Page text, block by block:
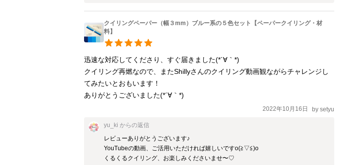
クイリングペーパー（幅３mm）ブルー系の５色セット【ペーパークイリング・材
料】
迅速な対応してくださり、すぐ届きました(*´∀｀*)
クイリング再燃なので、またShillyさんのクイリング動画観ながらチャレンジし
てみたいとおもいます！
ありがとうございました(*´∀｀*)
2022年10月16日 by setyu
yu_kiからの返信
レビューありがとうございます♪
YouTubeの動画、ご活用いただければ嬉しいですo(≧▽≦)o
くるくるクイリング、お楽しみくださいませ〜♡